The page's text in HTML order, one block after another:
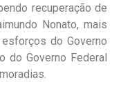
recuperação de
Nonato, mais
do Governo
do Governo Federal